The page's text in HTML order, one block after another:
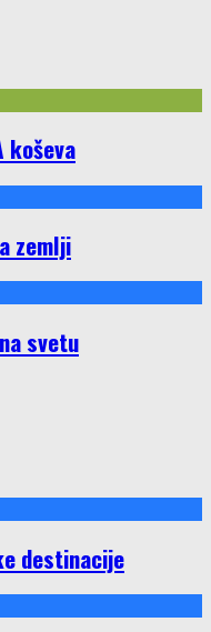
koševa
zemlji
svetu
destinacije